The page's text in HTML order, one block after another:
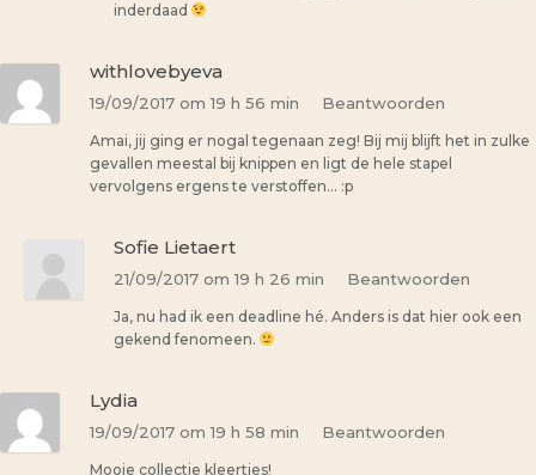
inderdaad
withlovebyeva
19/09/2017 om 19 h 56 min Beantwoorden
Amai, jij ging er nogal tegenaan zeg! Bij mij blijft het in zulke
gevallen meestal bij knippen en ligt de hele stapel
vervolgens ergens te verstoffen… :p
Sofie Lietaert
21/09/2017 om 19 h 26 min Beantwoorden
Ja, nu had ik een deadline hé. Anders is dat hier ook een
gekend fenomeen.
Lydia
19/09/2017 om 19 h 58 min Beantwoorden
Mooie collectie kleertjes!